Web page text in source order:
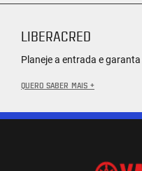
LIBERACRED
Planeje a entrada e
QUERO SABER MAIS +